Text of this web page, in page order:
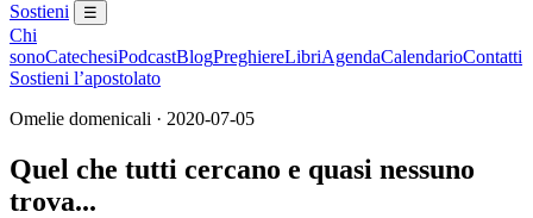
Sostieni ☰
Chi
sonoCatechesiPodcastBlogPreghiereLibriAgendaCalendarioContatti
Sostieni l’apostolato
Omelie domenicali · 2020-07-05
Quel che tutti cercano e quasi nessuno
trova...